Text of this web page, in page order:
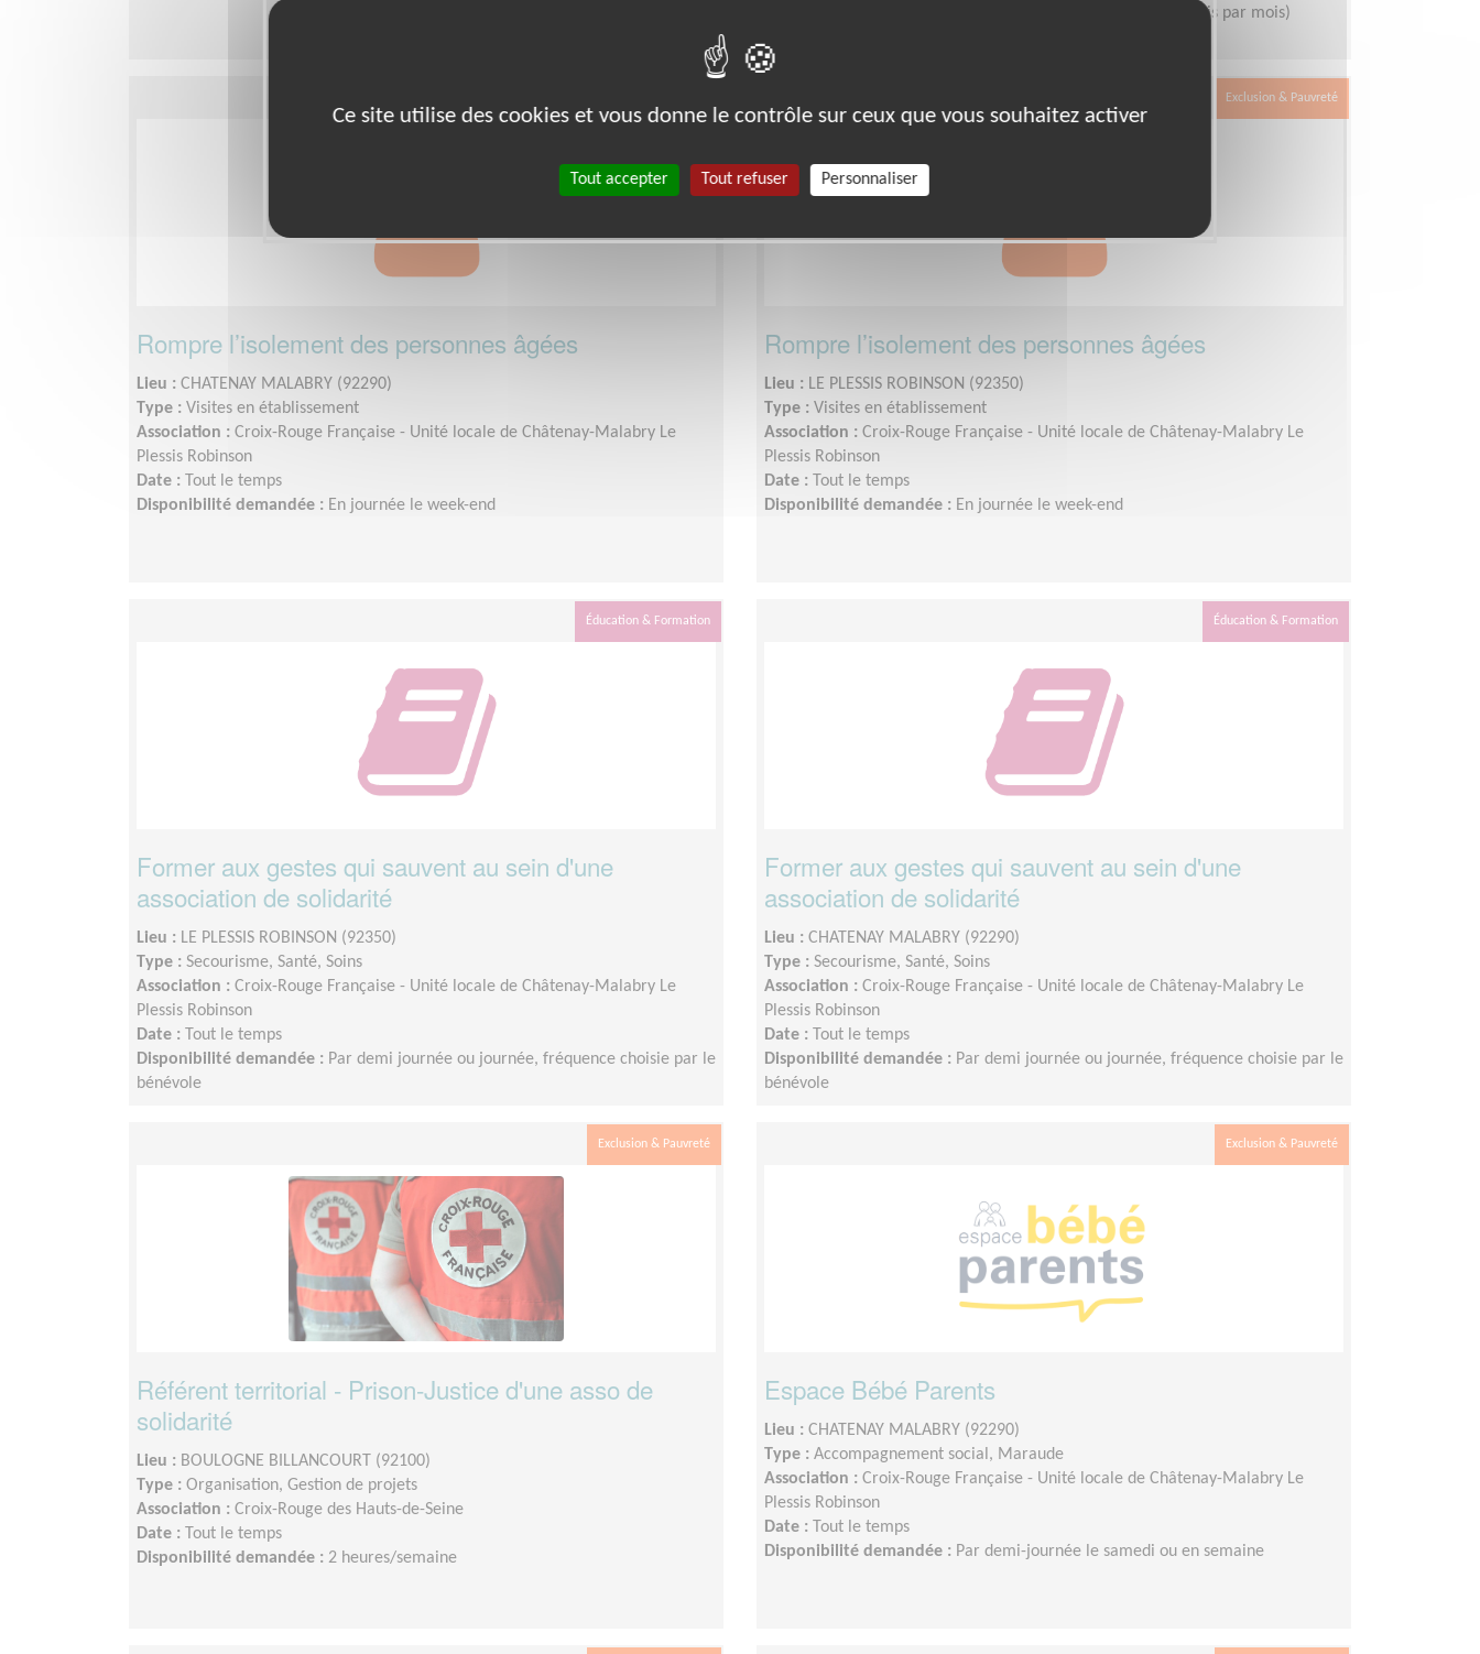
en soirée ou le week end (1 ou 2 fois par mois)
Rompre l’isolement des personnes âgées
Lieu : CHATENAY MALABRY (92290)
Type : Visites en établissement
Association : Croix-Rouge Française - Unité locale de Châtenay-Malabry Le
Plessis Robinson
Date :
Tout le temps
Disponibilité demandée : En journée le week-end
Exclusion & Pauvreté
Rompre l’isolement des personnes âgées
Lieu : LE PLESSIS ROBINSON (92350)
Type : Visites en établissement
Association : Croix-Rouge Française - Unité locale de Châtenay-Malabry Le
Plessis Robinson
Date :
Tout le temps
Disponibilité demandée : En journée le week-end
Éducation & Formation
Former aux gestes qui sauvent au sein d'une
association de solidarité
Lieu : LE PLESSIS ROBINSON (92350)
Type : Secourisme, Santé, Soins
Association : Croix-Rouge Française - Unité locale de Châtenay-Malabry Le
Plessis Robinson
Date :
Tout le temps
Disponibilité demandée : Par demi journée ou journée, fréquence choisie par le
bénévole
Éducation & Formation
Former aux gestes qui sauvent au sein d'une
association de solidarité
Lieu : CHATENAY MALABRY (92290)
Type : Secourisme, Santé, Soins
Association : Croix-Rouge Française - Unité locale de Châtenay-Malabry Le
Plessis Robinson
Date :
Tout le temps
Disponibilité demandée : Par demi journée ou journée, fréquence choisie par le
bénévole
Exclusion & Pauvreté
Référent territorial - Prison-Justice d'une asso de
solidarité
Lieu : BOULOGNE BILLANCOURT (92100)
Type : Organisation, Gestion de projets
Association : Croix-Rouge des Hauts-de-Seine
Date :
Tout le temps
Disponibilité demandée : 2 heures/semaine
Exclusion & Pauvreté
Espace Bébé Parents
Lieu : CHATENAY MALABRY (92290)
Type : Accompagnement social, Maraude
Association : Croix-Rouge Française - Unité locale de Châtenay-Malabry Le
Plessis Robinson
Date :
Tout le temps
Disponibilité demandée : Par demi-journée le samedi ou en semaine
Ce site utilise des cookies et vous donne le contrôle sur ceux que vous souhaitez activer
Tout accepter Tout refuser Personnaliser